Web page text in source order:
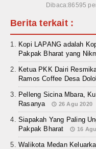
Dibaca:86595
Berita terkait :
Kopi LAPANG adalah
Pakpak Bharat yang
Ketua PKK Dairi
Ramos Coffee Desa
Pelleng Sicina Mbara,
Rasanya
26 Agu 2020
Siapakah Yang Paling
Pakpak Bharat
16
Walikota Medan